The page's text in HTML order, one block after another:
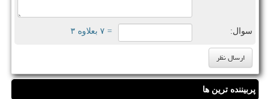
سوال: = ۷ بعلاوه ۳
پربیننده ترین ها